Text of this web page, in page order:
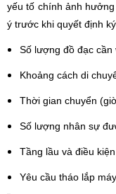
yếu tố chính ảnh
ý trước khi quyết định
Số lượng đồ đạc cần
Khoảng cách di
Thời gian chuyển
Số lượng nhân sự
Tầng lầu và điều
Yêu cầu tháo lắp